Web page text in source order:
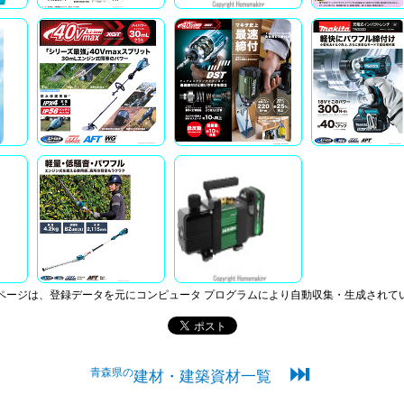
ジは、登録データを元にコンピュータ プログラムにより自動収集・生成されて
青森県の建材・建築資材一覧 ⏭